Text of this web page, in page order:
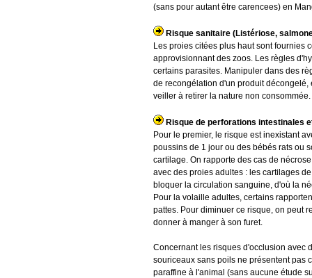
(sans pour autant être carencees) en
Risque sanitaire (Listériose,
Les proies citées plus haut sont fournies
approvisionnant des zoos. Les règles
certains parasites. Manipuler dans des
de recongélation d'un produit décongelé,
veiller à retirer la nature non consommée.
Risque de perforations intestinales
Pour le premier, le risque est inexistant
poussins de 1 jour ou des bébés rats ou
cartilage. On rapporte des cas de
avec des proies adultes : les cartilages
bloquer la circulation sanguine, d'où la
Pour la volaille adultes, certains
pattes. Pour diminuer ce risque, on peut
donner à manger à son furet.
Concernant les risques d'occlusion avec
souriceaux sans poils ne présentent pas
paraffine à l'animal (sans aucune étude